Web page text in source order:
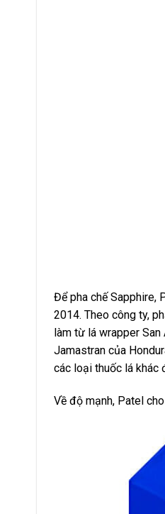
Để pha chế Sapphire,
2014. Theo công ty,
làm từ lá wrapper
Jamastran của
các loại thuốc lá khác
Về độ mạnh, Patel